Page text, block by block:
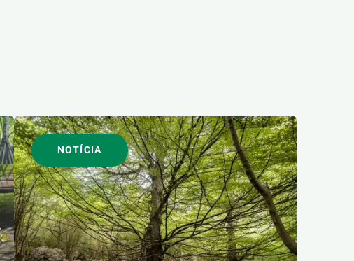
NOTÍCIA